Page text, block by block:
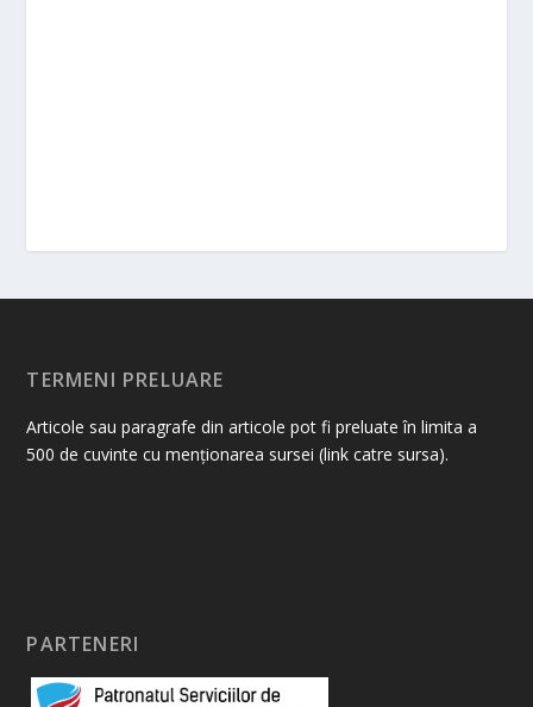
TERMENI PRELUARE
Articole sau paragrafe din articole pot fi preluate în limita a
500 de cuvinte cu menționarea sursei (link catre sursa).
PARTENERI